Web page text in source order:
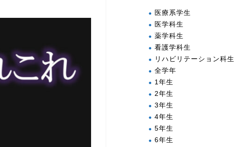
医療系学生
医学科生
薬学科生
看護学科生
リハビリテーション科生
全学年
1年生
2年生
3年生
4年生
5年生
6年生